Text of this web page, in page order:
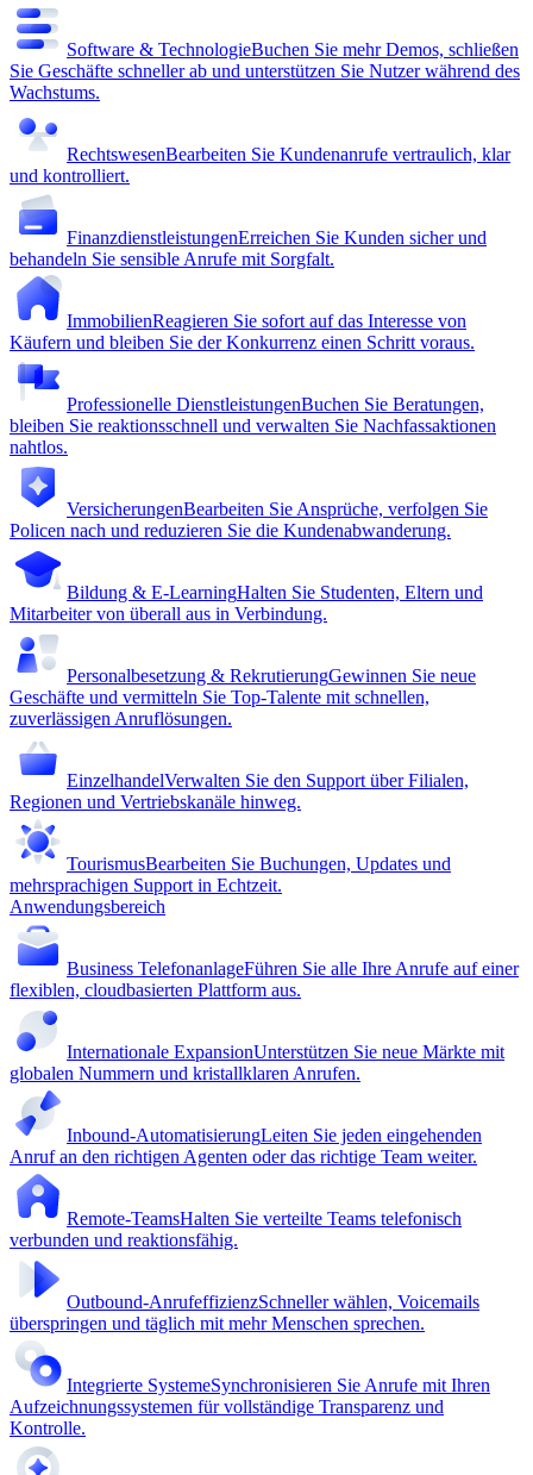
Software & TechnologieBuchen Sie mehr Demos, schließen
Sie Geschäfte schneller ab und unterstützen Sie Nutzer während des
Wachstums.
RechtswesenBearbeiten Sie Kundenanrufe vertraulich, klar
und kontrolliert.
FinanzdienstleistungenErreichen Sie Kunden sicher und
behandeln Sie sensible Anrufe mit Sorgfalt.
ImmobilienReagieren Sie sofort auf das Interesse von
Käufern und bleiben Sie der Konkurrenz einen Schritt voraus.
Professionelle DienstleistungenBuchen Sie Beratungen,
bleiben Sie reaktionsschnell und verwalten Sie Nachfassaktionen
nahtlos.
VersicherungenBearbeiten Sie Ansprüche, verfolgen Sie
Policen nach und reduzieren Sie die Kundenabwanderung.
Bildung & E-LearningHalten Sie Studenten, Eltern und
Mitarbeiter von überall aus in Verbindung.
Personalbesetzung & RekrutierungGewinnen Sie neue
Geschäfte und vermitteln Sie Top-Talente mit schnellen,
zuverlässigen Anruflösungen.
EinzelhandelVerwalten Sie den Support über Filialen,
Regionen und Vertriebskanäle hinweg.
TourismusBearbeiten Sie Buchungen, Updates und
mehrsprachigen Support in Echtzeit.
Anwendungsbereich
Business TelefonanlageFühren Sie alle Ihre Anrufe auf einer
flexiblen, cloudbasierten Plattform aus.
Internationale ExpansionUnterstützen Sie neue Märkte mit
globalen Nummern und kristallklaren Anrufen.
Inbound-AutomatisierungLeiten Sie jeden eingehenden
Anruf an den richtigen Agenten oder das richtige Team weiter.
Remote-TeamsHalten Sie verteilte Teams telefonisch
verbunden und reaktionsfähig.
Outbound-AnrufeffizienzSchneller wählen, Voicemails
überspringen und täglich mit mehr Menschen sprechen.
Integrierte SystemeSynchronisieren Sie Anrufe mit Ihren
Aufzeichnungssystemen für vollständige Transparenz und
Kontrolle.